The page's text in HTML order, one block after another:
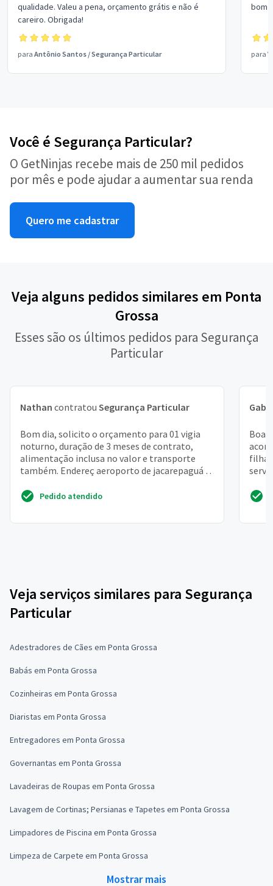
qualidade. Valeu a pena, orçamento grátis e não é
careiro. Obrigada!
para Antônio Santos /Segurança Particular
bom
para
Você é Segurança Particular?
O GetNinjas recebe mais de 250 mil pedidos
por mês e pode ajudar a aumentar sua renda
Quero me cadastrar
Veja alguns pedidos similares em Ponta
Grossa
Esses são os últimos pedidos para Segurança
Particular
Nathan contratou Segurança Particular
Bom dia, solicito o orçamento para 01 vigia
noturno, duração de 3 meses de contrato,
alimentação inclusa no valor e transporte
também. Endereç aeroporto de jacarepaguá -
Pedido atendido
Boa
filha
Veja serviços similares para Segurança
Particular
Adestradores de Cães em Ponta Grossa
Babás em Ponta Grossa
Cozinheiras em Ponta Grossa
Diaristas em Ponta Grossa
Entregadores em Ponta Grossa
Governantas em Ponta Grossa
Lavadeiras de Roupas em Ponta Grossa
Lavagem de Cortinas; Persianas e Tapetes em Ponta Grossa
Limpadores de Piscina em Ponta Grossa
Limpeza de Carpete em Ponta Grossa
Mostrar mais